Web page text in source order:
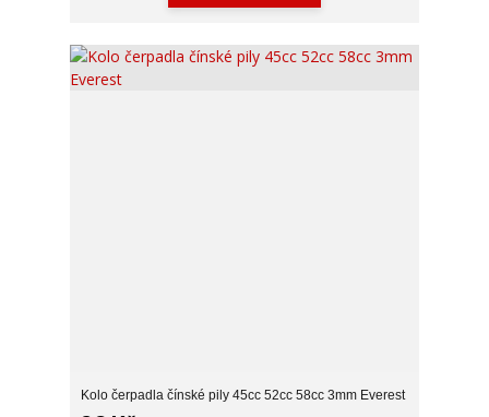
Kolo čerpadla čínské pily 45cc 52cc 58cc 3mm Everest